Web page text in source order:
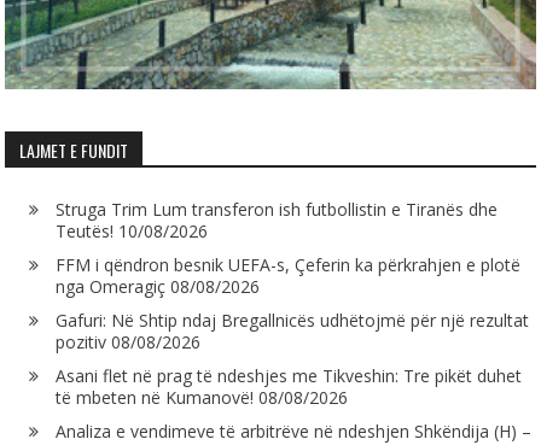
LAJMET E FUNDIT
Struga Trim Lum transferon ish futbollistin e Tiranës dhe
Teutës! 10/08/2026
FFM i qëndron besnik UEFA-s, Çeferin ka përkrahjen e plotë
nga Omeragiç 08/08/2026
Gafuri: Në Shtip ndaj Bregallnicës udhëtojmë për një rezultat
pozitiv 08/08/2026
Asani flet në prag të ndeshjes me Tikveshin: Tre pikët duhet
të mbeten në Kumanovë! 08/08/2026
Analiza e vendimeve të arbitrëve në ndeshjen Shkëndija (H) –